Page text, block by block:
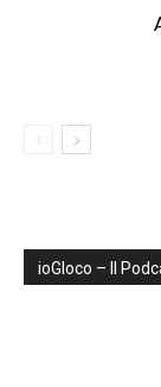
ioGIoco – Il